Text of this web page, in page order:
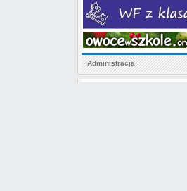
Administracja